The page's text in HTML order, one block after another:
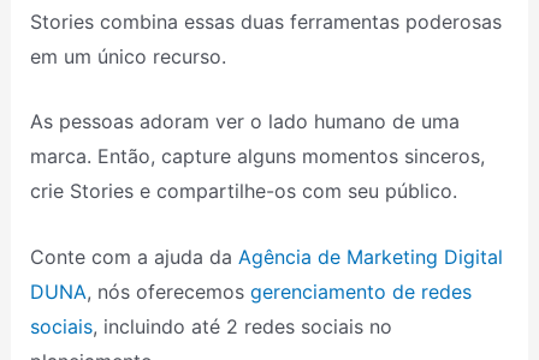
Stories combina essas duas ferramentas poderosas
em um único recurso.
As pessoas adoram ver o lado humano de uma
marca. Então, capture alguns momentos sinceros,
crie Stories e compartilhe-os com seu público.
Conte com a ajuda da Agência de Marketing Digital
DUNA, nós oferecemos gerenciamento de redes
sociais, incluindo até 2 redes sociais no